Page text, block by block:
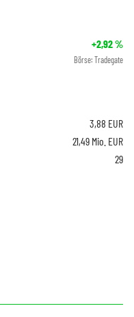
+2,92%
Börse: Tradegate
3,88 EUR
21,49 Mio. EUR
29